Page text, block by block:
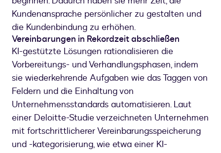
Kundenansprache persönlicher zu gestalten und
die Kundenbindung zu erhöhen.
Vereinbarungen in Rekordzeit abschließen
KI-gestützte Lösungen rationalisieren die
Vorbereitungs- und Verhandlungsphasen, indem
sie wiederkehrende Aufgaben wie das Taggen von
Feldern und die Einhaltung von
Unternehmensstandards automatisieren. Laut
einer Deloitte-Studie verzeichneten Unternehmen
mit fortschrittlicherer Vereinbarungsspeicherung
und -kategorisierung, wie etwa einer KI-